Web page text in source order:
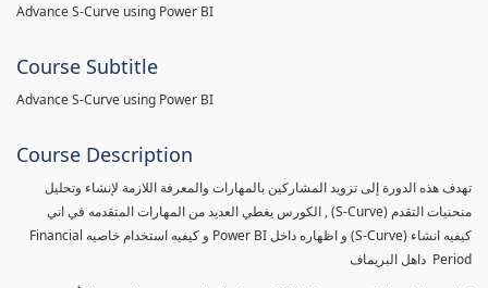
Advance S-Curve using Power BI
Course Subtitle
Advance S-Curve using Power BI
Course Description
تهدف هذه الدورة إلى تزويد المشاركين بالمهارات والمعرفة اللازمة لإنشاء وتحليل
منحنيات التقدم (S-Curve) , الكورس يغطي العديد من المهارات المتقدمه في اني
كيفيه انشاء (S-Curve) و اظهاره داخل Power BI و كيفيه استخدام خاصيه Financial
Period داهل البريماف